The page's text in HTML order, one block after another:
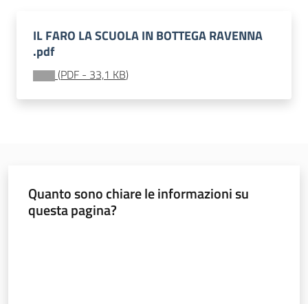
Formazione
ricerca
scuole
dell'infanzia
IL FARO LA SCUOLA IN BOTTEGA RAVENNA
.pdf
(PDF - 33,1 KB)
Quanto sono chiare le informazioni su
questa pagina?